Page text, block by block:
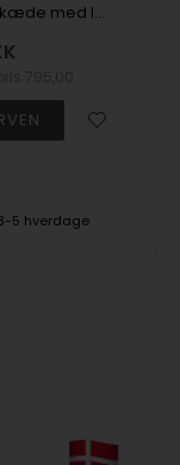
Forgyldt halskæde med lyserødt hjerte og krone
5 hverdage